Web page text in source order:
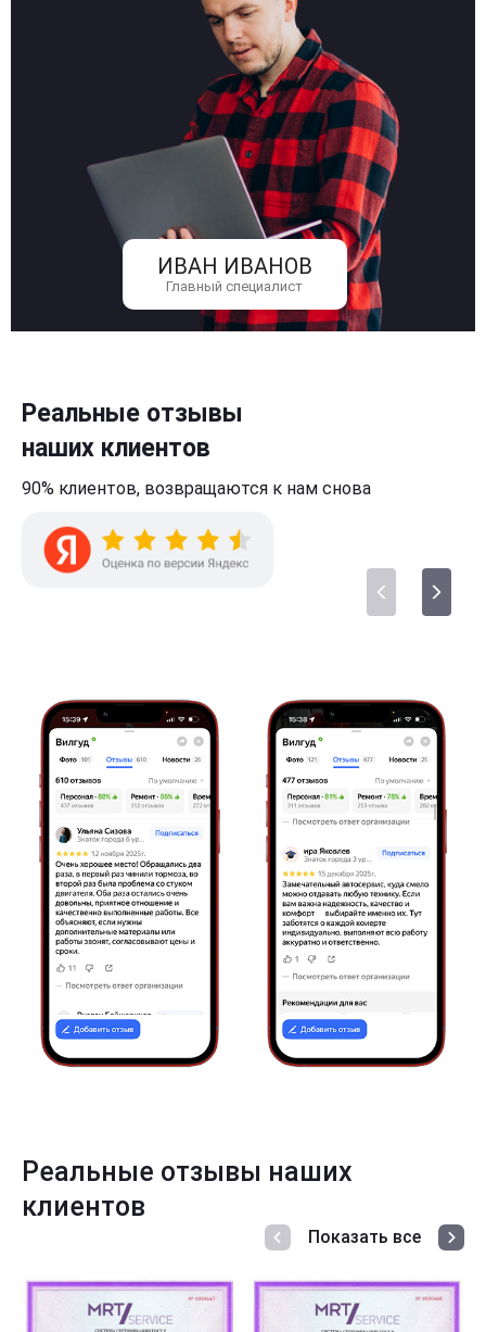
ИВАН ИВАНОВ
Главный специалист
Реальные отзывы
наших клиентов
90% клиентов, возвращаются к нам снова
Реальные отзывы наших
клиентов
Показать все